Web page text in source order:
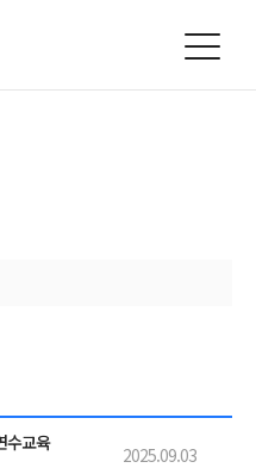
수교육
2025.09.03